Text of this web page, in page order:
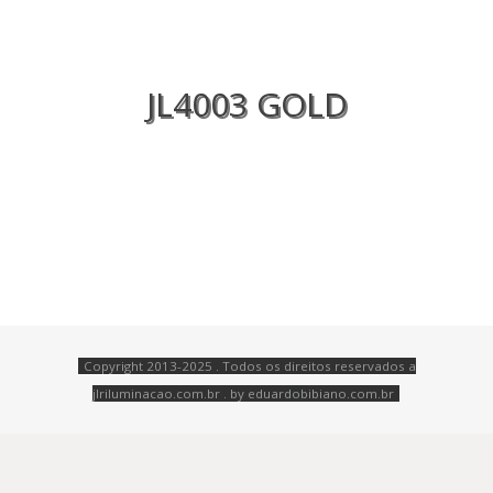
JL4003 GOLD
Copyright 2013-2025 . Todos os direitos reservados a
jlriluminacao.com.br . by eduardobibiano.com.br